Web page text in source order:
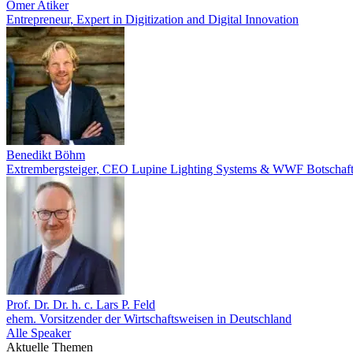
Ömer Atiker
Entrepreneur, Expert in Digitization and Digital Innovation
Benedikt Böhm
Extrembergsteiger, CEO Lupine Lighting Systems & WWF
Prof. Dr. Dr. h. c. Lars P. Feld
ehem. Vorsitzender der Wirtschaftsweisen in Deutschland
Alle Speaker
Aktuelle Themen